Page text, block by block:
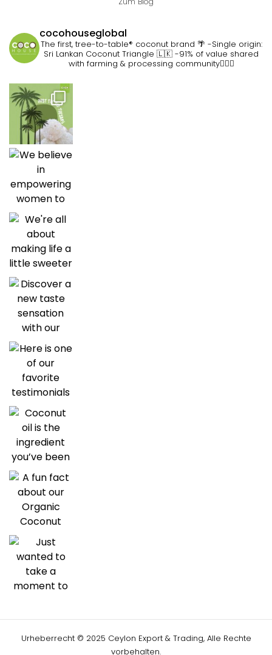
cocohouseglobal
The first, tree-to-table® coconut brand 🌴 -Single origin:
Sri Lankan Coconut Triangle 🇱🇰 -91% of value shared
with farming & processing community👷🏽‍♀️
Urheberrecht © 2025 Ceylon Export & Trading, Alle Rechte
vorbehalten.